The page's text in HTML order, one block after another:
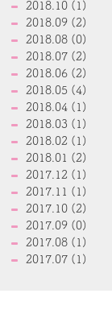
2018.10 (1)
2018.09 (2)
2018.08 (0)
2018.07 (2)
2018.06 (2)
2018.05 (4)
2018.04 (1)
2018.03 (1)
2018.02 (1)
2018.01 (2)
2017.12 (1)
2017.11 (1)
2017.10 (2)
2017.09 (0)
2017.08 (1)
2017.07 (1)